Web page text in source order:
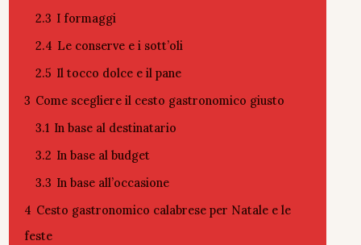
2.3 I formaggi
2.4 Le conserve e i sott’oli
2.5 Il tocco dolce e il pane
3 Come scegliere il cesto gastronomico giusto
3.1 In base al destinatario
3.2 In base al budget
3.3 In base all’occasione
4 Cesto gastronomico calabrese per Natale e le
feste